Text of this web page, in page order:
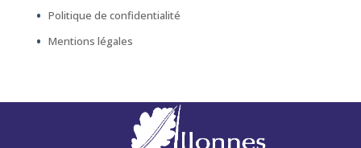
Politique de confidentialité
Mentions légales